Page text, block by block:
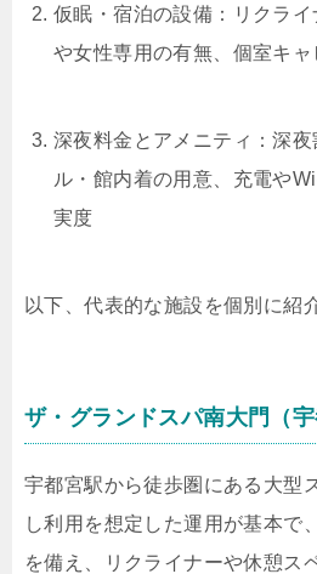
仮眠・宿泊の設備：リクラ
や女性専用の有無、個室キ
深夜料金とアメニティ：深
ル・館内着の用意、充電や
実度
以下、代表的な施設を個別に紹
ザ・グランドスパ南大門（宇
宇都宮駅から徒歩圏にある大型
し利用を想定した運用が基本で
を備え、リクライナーや休憩ス